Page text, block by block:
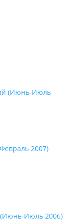
(Июнь-Июль
2007)
Июль 2006)